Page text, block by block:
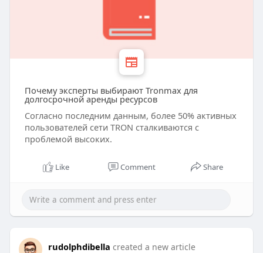
Почему эксперты выбирают Tronmax для
долгосрочной аренды ресурсов
Согласно последним данным, более 50% активных
пользователей сети TRON сталкиваются с
проблемой высоких.
Like Comment Share
rudolphdibella created a new article